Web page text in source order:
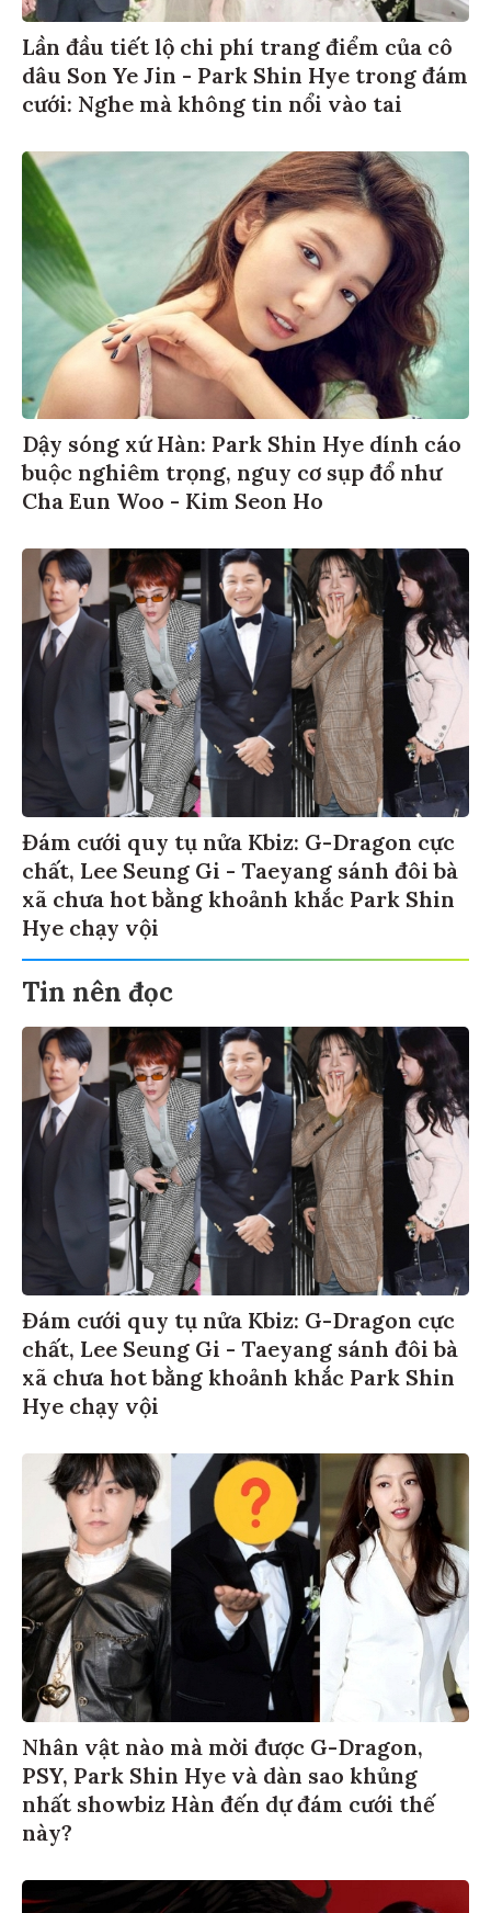
Lần đầu tiết lộ chi phí trang điểm của cô
dâu Son Ye Jin - Park Shin Hye trong đám
cưới: Nghe mà không tin nổi vào tai
Dậy sóng xứ Hàn: Park Shin Hye dính cáo
buộc nghiêm trọng, nguy cơ sụp đổ như
Cha Eun Woo - Kim Seon Ho
Đám cưới quy tụ nửa Kbiz: G-Dragon cực
chất, Lee Seung Gi - Taeyang sánh đôi bà
xã chưa hot bằng khoảnh khắc Park Shin
Hye chạy vội
Tin nên đọc
Đám cưới quy tụ nửa Kbiz: G-Dragon cực
chất, Lee Seung Gi - Taeyang sánh đôi bà
xã chưa hot bằng khoảnh khắc Park Shin
Hye chạy vội
Nhân vật nào mà mời được G-Dragon,
PSY, Park Shin Hye và dàn sao khủng
nhất showbiz Hàn đến dự đám cưới thế
này?